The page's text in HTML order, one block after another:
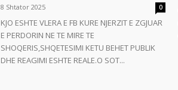
8 Shtator 2025
0
KJO ESHTE VLERA E FB KURE NJERZIT E ZGJUAR
E PERDORIN NE TE MIRE TE
SHOQERIS,SHQETESIMI KETU BEHET PUBLIK
DHE REAGIMI ESHTE REALE.O SOT...